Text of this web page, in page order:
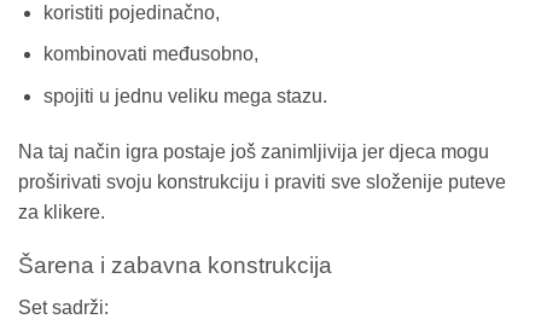
koristiti pojedinačno,
kombinovati međusobno,
spojiti u jednu veliku mega stazu.
Na taj način igra postaje još zanimljivija jer djeca mogu
proširivati svoju konstrukciju i praviti sve složenije puteve
za klikere.
Šarena i zabavna konstrukcija
Set sadrži: